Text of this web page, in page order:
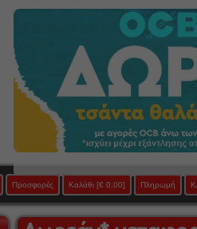
Προσφορές Καλάθι [€ 0,00] Πληρωμή